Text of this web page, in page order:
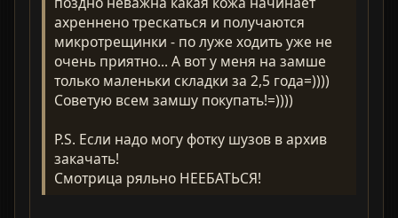
ахреннено трескаться и получаются
микротрещинки - по луже ходить уже не
очень приятно... А вот у меня на замше
только маленьки складки за 2,5 года=))))
Советую всем замшу покупать!=))))
P.S. Если надо могу фотку шузов в архив
закачать!
Смотрица ряльно НЕЕБАТЬСЯ!